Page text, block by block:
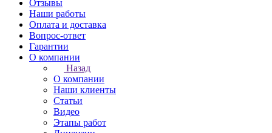
Отзывы
Наши работы
Оплата и доставка
Вопрос-ответ
Гарантии
О компании
Назад
О компании
Наши клиенты
Статьи
Видео
Этапы работ